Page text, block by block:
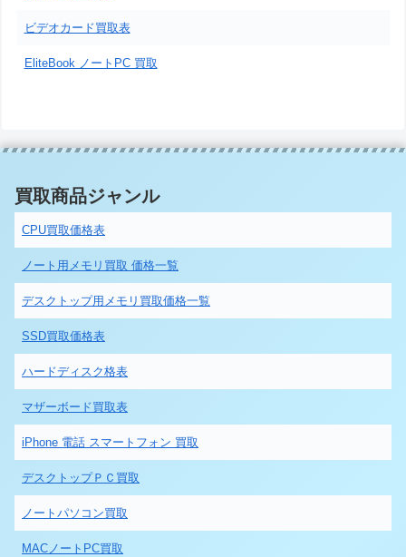
ビデオカード買取表
EliteBook ノートPC 買取
買取商品ジャンル
CPU買取価格表
ノート用メモリ買取 価格一覧
デスクトップ用メモリ買取価格一覧
SSD買取価格表
ハードディスク格表
マザーボード買取表
iPhone 電話 スマートフォン 買取
デスクトップＰＣ買取
ノートパソコン買取
MACノートPC買取